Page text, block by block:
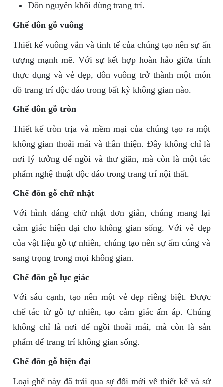
Đôn nguyên khối dùng trang trí.
Ghế đôn gỗ vuông
Thiết kế vuông vắn và tinh tế của chúng tạo nên sự ấn
tượng mạnh mẽ. Với sự kết hợp hoàn hảo giữa tính
thực dụng và vẻ đẹp, đôn vuông trở thành một món
đồ trang trí độc đáo trong bất kỳ không gian nào.
Ghế đôn gỗ tròn
Thiết kế tròn trịa và mềm mại của chúng tạo ra một
không gian thoải mái và thân thiện. Đây không chỉ là
nơi lý tưởng để ngồi và thư giãn, mà còn là một tác
phẩm nghệ thuật độc đáo trong trang trí nội thất.
Ghế đôn gỗ chữ nhật
Với hình dáng chữ nhật đơn giản, chúng mang lại
cảm giác hiện đại cho không gian sống. Với vẻ đẹp
của vật liệu gỗ tự nhiên, chúng tạo nên sự ấm cúng và
sang trọng trong mọi không gian.
Ghế đôn gỗ lục giác
Với sáu cạnh, tạo nên một vẻ đẹp riêng biệt. Được
chế tác từ gỗ tự nhiên, tạo cảm giác ấm áp. Chúng
không chỉ là nơi để ngồi thoải mái, mà còn là sản
phẩm để trang trí không gian sống.
Ghế đôn gỗ hiện đại
Loại ghế này đã trải qua sự đổi mới về thiết kế và sử